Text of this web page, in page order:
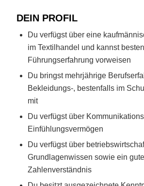
DEIN PROFIL
Du verfügst über eine
im Textilhandel und kannst
Führungserfahrung vorweisen
Du bringst mehrjährige
Bekleidungs-, bestenfalls im
mit
Du verfügst über
Einfühlungsvermögen
Du verfügst über
Grundlagenwissen sowie ein
Zahlenverständnis